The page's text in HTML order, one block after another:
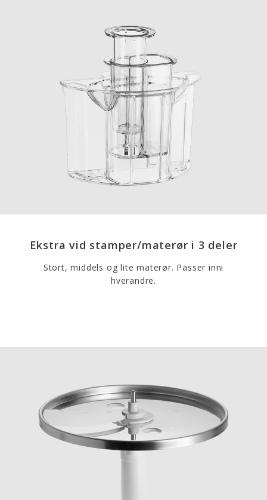
Ekstra vid stamper/materør i 3 deler
Stort, middels og lite materør. Passer inni
hverandre.